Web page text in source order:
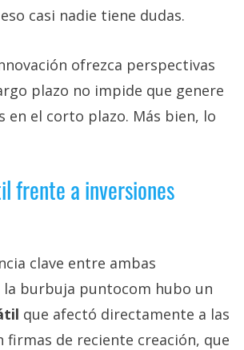
casi nadie tiene dudas.
ofrezca perspectivas
plazo no impide que genere
en el corto plazo. Más bien, lo
frente a inversiones
clave entre ambas
la burbuja puntocom hubo un
que afectó directamente a las
firmas de reciente creación, que